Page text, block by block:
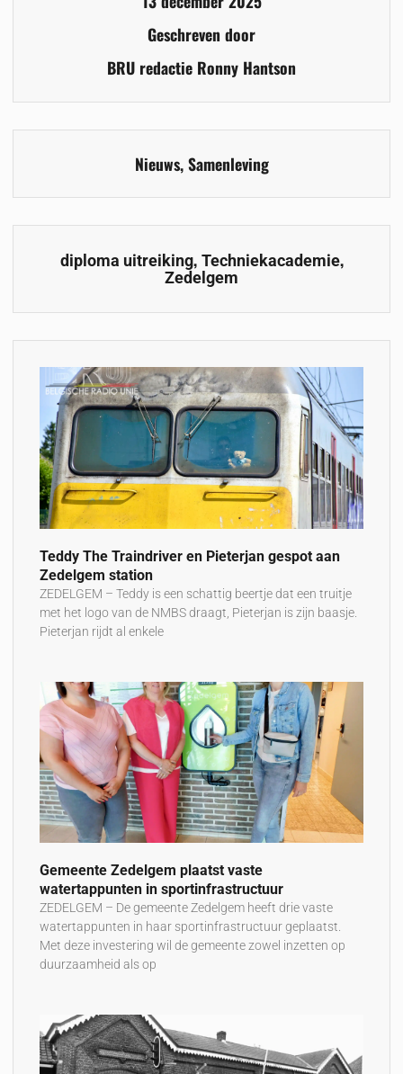
Geschreven door
BRU redactie Ronny Hantson
Nieuws,Samenleving
diploma uitreiking, Techniekacademie,
Zedelgem
Teddy The Traindriver en Pieterjan gespot aan
Zedelgem station
ZEDELGEM – Teddy is een schattig beertje dat een truitje
met het logo van de NMBS draagt, Pieterjan is zijn baasje.
Pieterjan rijdt al enkele
Gemeente Zedelgem plaatst vaste
watertappunten in sportinfrastructuur
ZEDELGEM – De gemeente Zedelgem heeft drie vaste
watertappunten in haar sportinfrastructuur geplaatst.
Met deze investering wil de gemeente zowel inzetten op
duurzaamheid als op